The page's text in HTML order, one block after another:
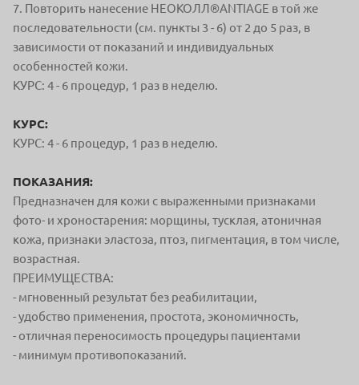
7. Повторить нанесение НЕОКОЛЛ®ANTIAGE в той же
последовательности (см. пункты 3 - 6) от 2 до 5 раз, в
зависимости от показаний и индивидуальных
особенностей кожи.
КУРС: 4 - 6 процедур, 1 раз в неделю.
КУРС:
КУРС: 4 - 6 процедур, 1 раз в неделю.
ПОКАЗАНИЯ:
Предназначен для кожи с выраженными признаками
фото- и хроностарения: морщины, тусклая, атоничная
кожа, признаки эластоза, птоз, пигментация, в том числе,
возрастная.
ПРЕИМУЩЕСТВА:
- мгновенный результат без реабилитации,
- удобство применения, простота, экономичность,
- отличная переносимость процедуры пациентами
- минимум противопоказаний.